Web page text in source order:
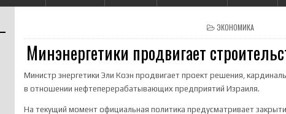
POSTED IN
ЭКОНОМИКА
Минэнергетики продвигает
Министр энергетики Эли Коэн продвигает проект решения,
в отношении нефтеперерабатывающих предприятий Израиля.
На текущий момент официальная политика предусматривает